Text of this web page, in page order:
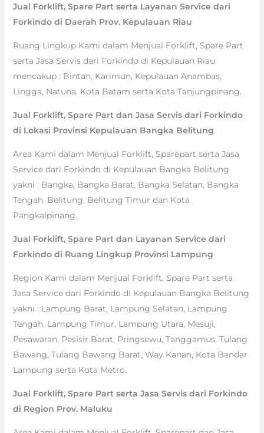
Jual Forklift, Spare Part serta Layanan Service dari
Forkindo di Daerah Prov. Kepulauan Riau
Ruang Lingkup Kami dalam Menjual Forklift, Spare Part
serta Jasa Servis dari Forkindo di Kepulauan Riau
mencakup : Bintan, Karimun, Kepulauan Anambas,
Lingga, Natuna, Kota Batam serta Kota Tanjungpinang.
Jual Forklift, Spare Part dan Jasa Servis dari Forkindo
di Lokasi Provinsi Kepulauan Bangka Belitung
Area Kami dalam Menjual Forklift, Sparepart serta Jasa
Service dari Forkindo di Kepulauan Bangka Belitung
yakni : Bangka, Bangka Barat, Bangka Selatan, Bangka
Tengah, Belitung, Belitung Timur dan Kota
Pangkalpinang.
Jual Forklift, Spare Part dan Layanan Service dari
Forkindo di Ruang Lingkup Provinsi Lampung
Region Kami dalam Menjual Forklift, Spare Part serta
Jasa Service dari Forkindo di Kepulauan Bangka Belitung
yakni : Lampung Barat, Lampung Selatan, Lampung
Tengah, Lampung Timur, Lampung Utara, Mesuji,
Pesawaran, Pesisir Barat, Pringsewu, Tanggamus, Tulang
Bawang, Tulang Bawang Barat, Way Kanan, Kota Bandar
Lampung serta Kota Metro.
Jual Forklift, Spare Part serta Jasa Servis dari Forkindo
di Region Prov. Maluku